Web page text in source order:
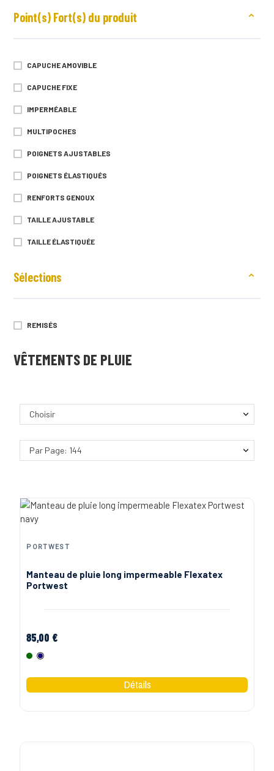
Point(s) Fort(s) du produit
CAPUCHE AMOVIBLE
CAPUCHE FIXE
IMPERMÉABLE
MULTIPOCHES
POIGNETS AJUSTABLES
POIGNETS ÉLASTIQUÉS
RENFORTS GENOUX
TAILLE AJUSTABLE
TAILLE ÉLASTIQUÉE
Sélections
REMISÉS
VÊTEMENTS DE PLUIE
Choisir
Par Page: 144
PORTWEST
Manteau de pluie long impermeable Flexatex
Portwest
85,00 €
VertMarine